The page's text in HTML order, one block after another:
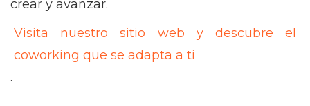
crear y avanzar.
Visita nuestro sitio web y descubre el
coworking que se adapta a ti
.